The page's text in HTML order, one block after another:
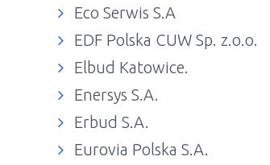
Eco Serwis S.A
EDF Polska CUW Sp. z.o.o.
Elbud Katowice.
Enersys S.A.
Erbud S.A.
Eurovia Polska S.A.